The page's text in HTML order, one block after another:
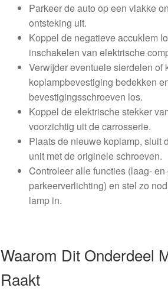
Parkeer de auto op een vlakke
ontsteking uit.
Koppel de negatieve accuklem
inschakelen van elektrische
Verwijder eventuele sierdelen of
koplampbevestiging bedekken
bevestigingsschroeven los.
Koppel de elektrische stekker
voorzichtig uit de carrosserie.
Plaats de nieuwe koplamp, sluit
unit met de originele schroeven.
Controleer alle functies (laag-
parkeerverlichting) en stel zo
lamp in.
Waarom Dit Onderdeel
Raakt